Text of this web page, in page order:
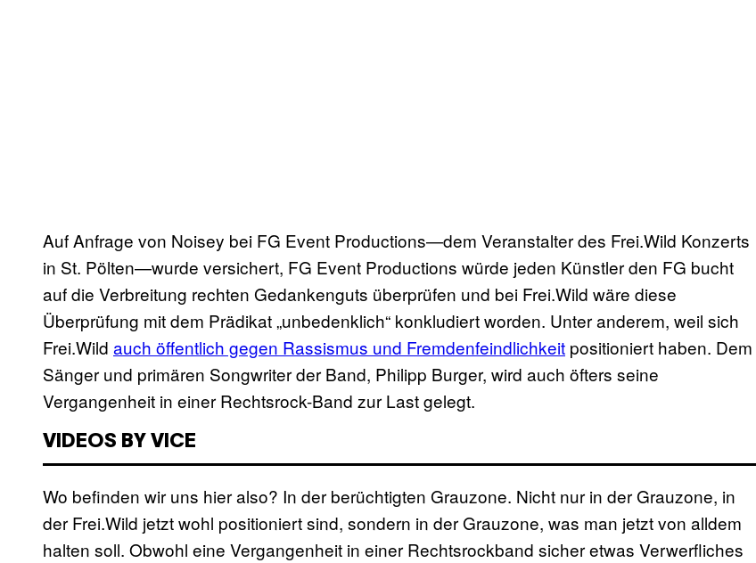
Auf Anfrage von Noisey bei FG Event Productions—dem Veranstalter des Frei.Wild Konzerts
in St. Pölten—wurde versichert, FG Event Productions würde jeden Künstler den FG bucht
auf die Verbreitung rechten Gedankenguts überprüfen und bei Frei.Wild wäre diese
Überprüfung mit dem Prädikat „unbedenklich“ konkludiert worden. Unter anderem, weil sich
Frei.Wild auch öffentlich gegen Rassismus und Fremdenfeindlichkeit positioniert haben. Dem
Sänger und primären Songwriter der Band, Philipp Burger, wird auch öfters seine
Vergangenheit in einer Rechtsrock-Band zur Last gelegt.
VIDEOS BY VICE
Wo befinden wir uns hier also? In der berüchtigten Grauzone. Nicht nur in der Grauzone, in
der Frei.Wild jetzt wohl positioniert sind, sondern in der Grauzone, was man jetzt von alldem
halten soll. Obwohl eine Vergangenheit in einer Rechtsrockband sicher etwas Verwerfliches